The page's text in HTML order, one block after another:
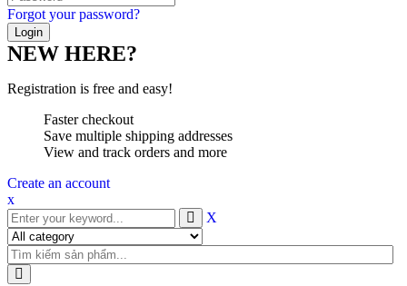
Forgot your password?
NEW HERE?
Registration is free and easy!
Faster checkout
Save multiple shipping addresses
View and track orders and more
Create an account
x
X